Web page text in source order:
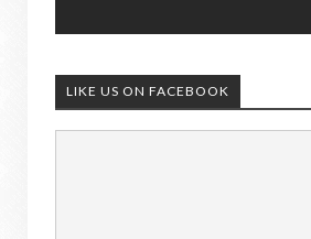
LIKE US ON FACEBOOK